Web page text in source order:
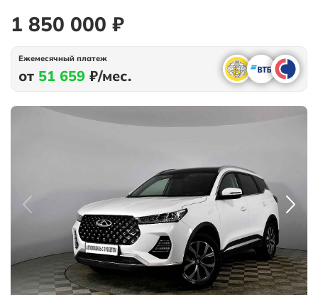
1 850 000 ₽
Ежемесячный платеж
от 51 659 ₽/мес.